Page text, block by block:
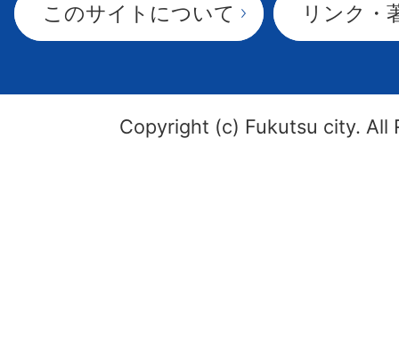
このサイトについて リンク・
Copyright (c) Fukutsu city. All